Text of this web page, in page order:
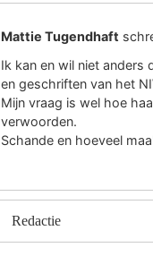
Mattie Tugendhaft
Ik kan en wil niet anders
en geschriften van het
Mijn vraag is wel hoe
verwoorden.
Schande en hoeveel
Redactie